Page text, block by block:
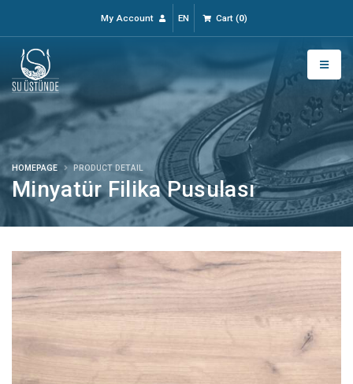
My Account EN Cart (0)
Minyatür Filika Pusulası
HOMEPAGE PRODUCT DETAIL